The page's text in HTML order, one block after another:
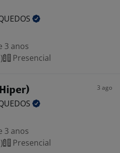
3 anos
Presencial
3 ago
3 anos
Presencial